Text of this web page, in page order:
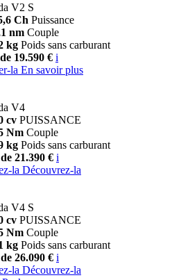
V2 S
Ch Puissance
nm Couple
kg Poids sans carburant
19.590 € i
la En savoir plus
V4
cv PUISSANCE
Nm Couple
kg Poids sans carburant
21.390 € i
la Découvrez-la
V4 S
cv PUISSANCE
Nm Couple
kg Poids sans carburant
26.090 € i
la Découvrez-la